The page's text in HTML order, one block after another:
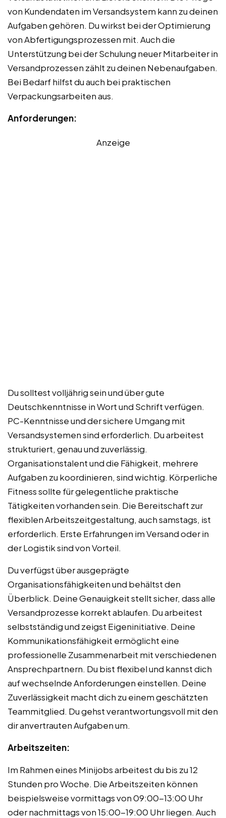
von Kundendaten im Versandsystem kann zu deinen
Aufgaben gehören. Du wirkst bei der Optimierung
von Abfertigungsprozessen mit. Auch die
Unterstützung bei der Schulung neuer Mitarbeiter in
Versandprozessen zählt zu deinen Nebenaufgaben.
Bei Bedarf hilfst du auch bei praktischen
Verpackungsarbeiten aus.
Anforderungen:
Anzeige
Du solltest volljährig sein und über gute
Deutschkenntnisse in Wort und Schrift verfügen.
PC-Kenntnisse und der sichere Umgang mit
Versandsystemen sind erforderlich. Du arbeitest
strukturiert, genau und zuverlässig.
Organisationstalent und die Fähigkeit, mehrere
Aufgaben zu koordinieren, sind wichtig. Körperliche
Fitness sollte für gelegentliche praktische
Tätigkeiten vorhanden sein. Die Bereitschaft zur
flexiblen Arbeitszeitgestaltung, auch samstags, ist
erforderlich. Erste Erfahrungen im Versand oder in
der Logistik sind von Vorteil.
Du verfügst über ausgeprägte
Organisationsfähigkeiten und behältst den
Überblick. Deine Genauigkeit stellt sicher, dass alle
Versandprozesse korrekt ablaufen. Du arbeitest
selbstständig und zeigst Eigeninitiative. Deine
Kommunikationsfähigkeit ermöglicht eine
professionelle Zusammenarbeit mit verschiedenen
Ansprechpartnern. Du bist flexibel und kannst dich
auf wechselnde Anforderungen einstellen. Deine
Zuverlässigkeit macht dich zu einem geschätzten
Teammitglied. Du gehst verantwortungsvoll mit den
dir anvertrauten Aufgaben um.
Arbeitszeiten:
Im Rahmen eines Minijobs arbeitest du bis zu 12
Stunden pro Woche. Die Arbeitszeiten können
beispielsweise vormittags von 09:00-13:00 Uhr
oder nachmittags von 15:00-19:00 Uhr liegen. Auch